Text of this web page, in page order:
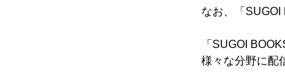
なお、「SUGOI
「SUGOI
様々な分野に配